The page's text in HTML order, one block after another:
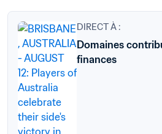
DIRECT À :
Domaines
finances